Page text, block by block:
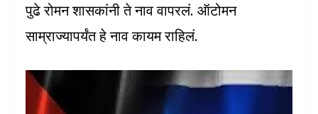
पुढे रोमन शासकांनी ते नाव वापरलं. ऑटोमन
साम्राज्यापर्यंत हे नाव कायम राहिलं.